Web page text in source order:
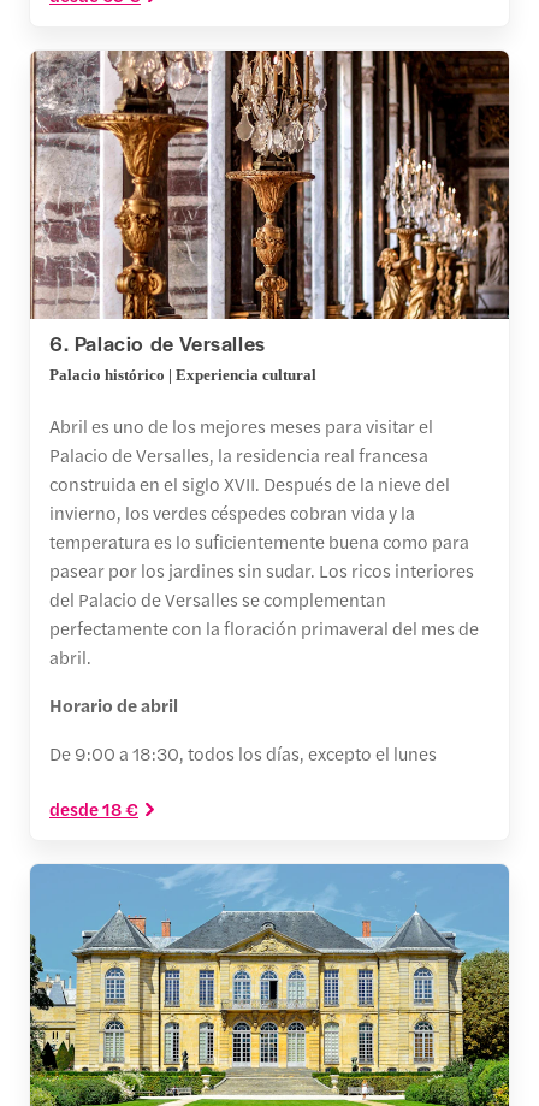
6. Palacio de Versalles
Palacio histórico | Experiencia cultural
Abril es uno de los mejores meses para visitar el
Palacio de Versalles, la residencia real francesa
construida en el siglo XVII. Después de la nieve del
invierno, los verdes céspedes cobran vida y la
temperatura es lo suficientemente buena como para
pasear por los jardines sin sudar. Los ricos interiores
del Palacio de Versalles se complementan
perfectamente con la floración primaveral del mes de
abril.
Horario de abril
De 9:00 a 18:30, todos los días, excepto el lunes
desde 18 €